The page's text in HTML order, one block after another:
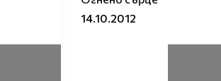
14.10.2012